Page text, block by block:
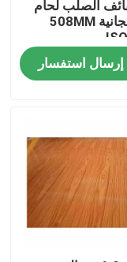
الصلب لحام
عينة مجانية 508MM
إرسال استفسار